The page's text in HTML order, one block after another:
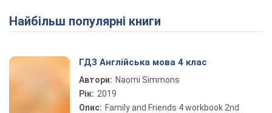
Play Video
Найбільш популярні книги
ГДЗ Англійська мова 4 клас
Автори: Naomi Simmons
Рік: 2019
Опис: Family and Friends 4 workbook 2nd